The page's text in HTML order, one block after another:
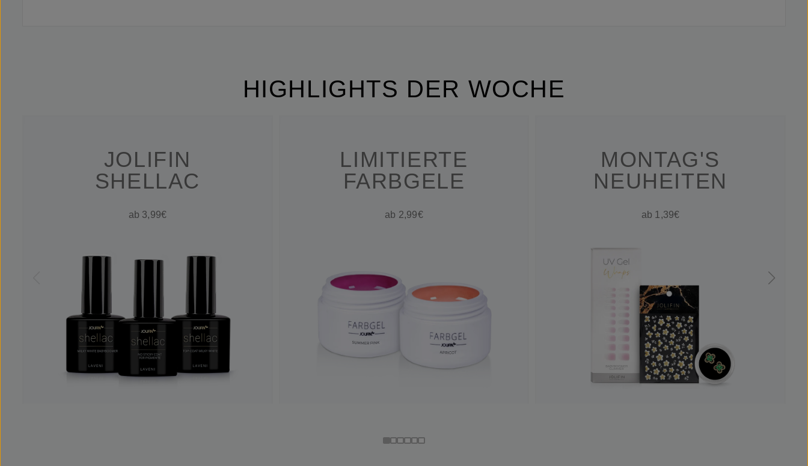
HIGHLIGHTS DER WOCHE
JOLIFIN
SHELLAC
ab 3,99€
LIMITIERTE
FARBGELE
ab 2,99€
MONTAG'S
NEUHEITEN
ab 1,39€